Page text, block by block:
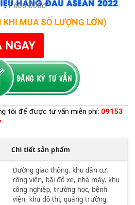
1.600.000đ
KHI MUA SỐ LƯỢNG LỚN)
tôi để được tư vấn miễn phí: 09153
Chi tiết sản phẩm
Đường giao thông, khu dân cư,
công viên, bãi đỗ xe, nhà máy, khu
công nghiệp, trường học, bệnh
viện, khu đô thị, quảng trường,